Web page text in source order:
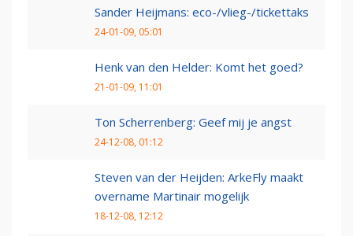
Sander Heijmans: eco-/vlieg-/tickettaks
24-01-09, 05:01
Henk van den Helder: Komt het goed?
21-01-09, 11:01
Ton Scherrenberg: Geef mij je angst
24-12-08, 01:12
Steven van der Heijden: ArkeFly maakt
overname Martinair mogelijk
18-12-08, 12:12